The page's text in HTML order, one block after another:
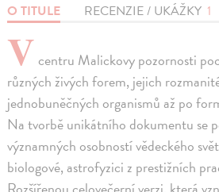
O TITULE RECENZIE / UKÁŽKY 1
Vcentru Malickovy pozornosti
různých živých forem, jejich
jednobuněčných organismů až po
Na tvorbě unikátního dokumentu se
významných osobností vědeckého
biologové, astrofyzici z prestižních